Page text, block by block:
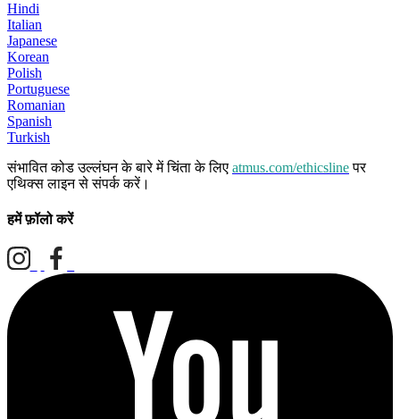
Hindi
Italian
Japanese
Korean
Polish
Portuguese
Romanian
Spanish
Turkish
संभावित कोड उल्लंघन के बारे में चिंता के लिए atmus.com/ethicsline पर
एथिक्स लाइन से संपर्क करें।
हमें फ़ॉलो करें